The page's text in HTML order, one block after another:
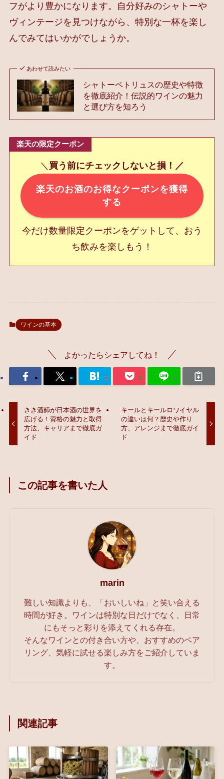
フがより豊かになります。自分好みのシャトーや
ヴィンテージを見つけながら、特別な一杯を楽し
んでみてはいかがでしょうか。
あわせて読みたい
シャトーペトリュスの歴史や特徴
を徹底紹介！伝説的ワインの魅力
と選び方を知ろう
楽天の限定クーポン
＼ 買う前にチェックしないと損！／
楽天のお酒のお得なクーポンを獲得
する
今だけ数量限定クーポンをゲットして、おう
ち飲みを楽しもう！
ワインの基本
よかったらシェアしてね！
きき酒師が日本酒の世界を
広げる！資格の魅力と取得
方法、キャリアまで徹底ガ
イド
キールとキールロワイヤル
の違いは何？歴史や作り
方、アレンジまで徹底ガイ
ド
この記事を書いた人
marin
難しい知識よりも、「おいしいね」と笑い合える
時間が好き。ワインは特別な日だけでなく、日常
にもそっと彩りを添えてくれる存在。
そんなワインとの付き合い方や、おすすめのペア
リング、気軽に試せる楽しみ方をご紹介していま
す。
関連記事